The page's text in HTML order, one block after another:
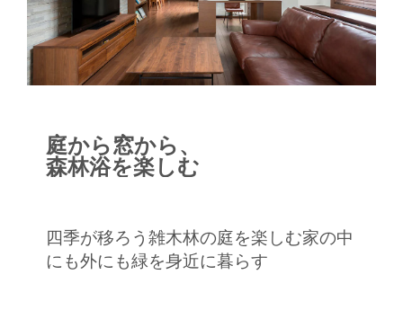
庭から窓から、
森林浴を楽しむ
四季が移ろう雑木林の庭を楽しむ家の中
にも外にも緑を身近に暮らす